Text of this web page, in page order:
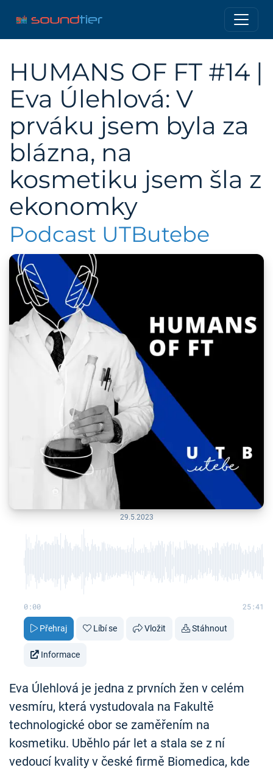
HUMANS OF FT #14 |
Eva Úlehlová: V
prváku jsem byla za
blázna, na
kosmetiku jsem šla z
ekonomky
Podcast UTButebe
29.5.2023
0:00 25:41
Přehraj Líbí se Vložit Stáhnout
Informace
Eva Úlehlová je jedna z prvních žen v celém
vesmíru, která vystudovala na Fakultě
technologické obor se zaměřením na
kosmetiku. Uběhlo pár let a stala se z ní
vedoucí kvality v české firmě Biomedica, kde